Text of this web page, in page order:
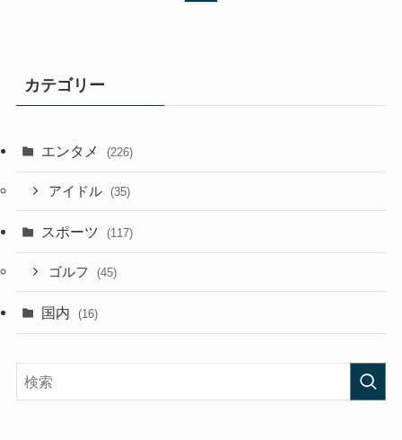
カテゴリー
エンタメ (226)
アイドル (35)
スポーツ (117)
ゴルフ (45)
国内 (16)